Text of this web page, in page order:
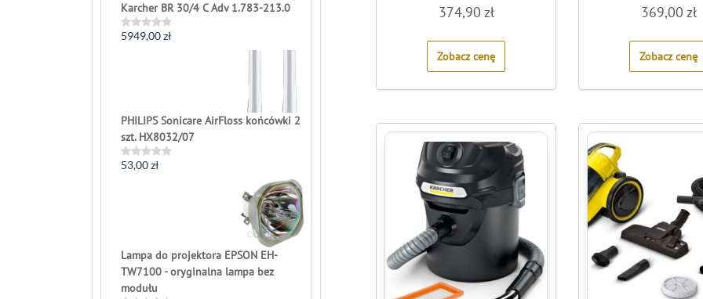
0
out
5
374,90 zł
Zobacz cenę
0
out
5
369,00 zł
Zobacz cenę
Karcher BR 30/4 C Adv 1.783-213.0
Rated
5949,00zł
PHILIPS Sonicare AirFloss końcówki 2
szt. HX8032/07
Rated
53,00zł
Lampa do projektora EPSON EH-
TW7100 - oryginalna lampa bez
modułu